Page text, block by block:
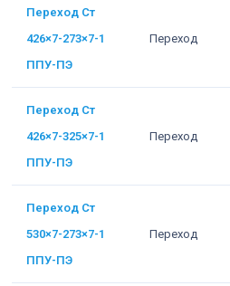
Переход Ст
426×7-273×7-1
ППУ-ПЭ
Переход
Переход Ст
426×7-325×7-1
ППУ-ПЭ
Переход
Переход Ст
530×7-273×7-1
ППУ-ПЭ
Переход